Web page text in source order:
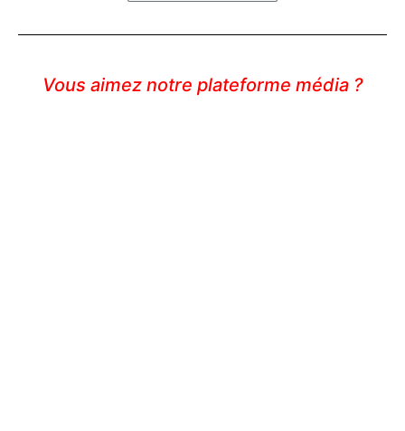
Vous aimez notre plateforme média ?